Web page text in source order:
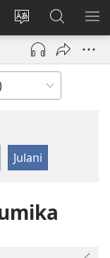
Sinthani
chineneru
Sereni
(Lajula
Linyaki)
Fufuzani
Vinthu
pa
JW.ORG